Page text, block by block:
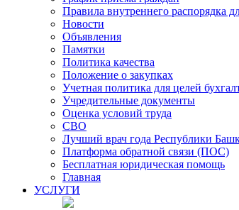
Правила внутреннего распорядка
Новости
Объявления
Памятки
Политика качества
Положение о закупках
Учетная политика для целей
Учредительные документы
Оценка условий труда
СВО
Лучший врач года Республики
Платформа обратной связи (ПОС)
Бесплатная юридическая помощь
Главная
УСЛУГИ